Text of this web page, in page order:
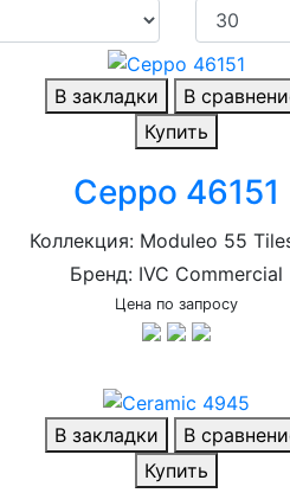
В закладки
В
Купить
Ceppo 46151
Коллекция: Moduleo 55
Бренд: IVC Commercial
Цена по запросу
В закладки
В
Купить